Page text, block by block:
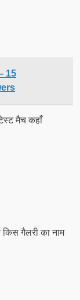
15
मैच कहाँ
किस गैलरी का नाम